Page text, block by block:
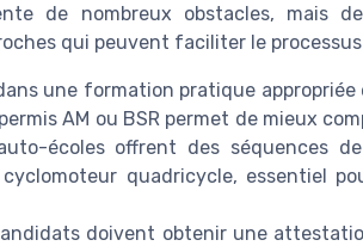
de nombreux obstacles, mais
qui peuvent faciliter le processus
une formation pratique
AM ou BSR permet de mieux
écoles offrent des séquences
quadricycle, essentiel
doivent obtenir une